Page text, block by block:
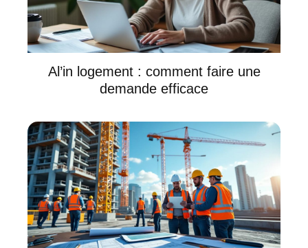
Al’in logement : comment faire une
demande efficace